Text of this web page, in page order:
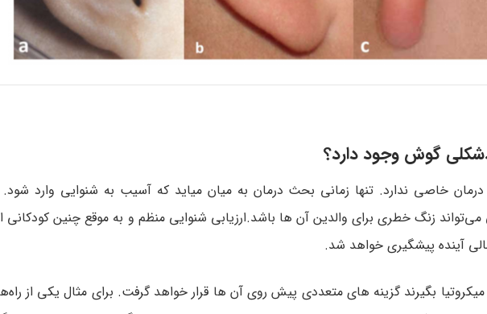
گوش وجود دارد؟
خاصی ندارد. تنها زمانی بحث درمان به میان میاید که آسیب به شنوایی وارد
می‌تواند زنگ خطری برای والدین آن ها باشد.ارزیابی شنوایی منظم و به موقع چنین کودکانی
آینده پیشگیری خواهد شد.
بگیرند گزینه های متعددی پیش روی آن ها قرار خواهد گرفت. برای مثال یکی از